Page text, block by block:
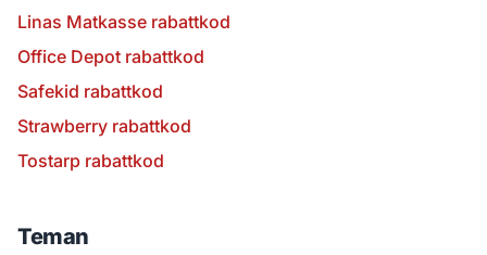
Linas Matkasse rabattkod
Office Depot rabattkod
Safekid rabattkod
Strawberry rabattkod
Tostarp rabattkod
Teman